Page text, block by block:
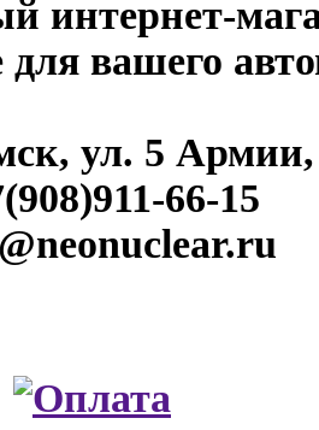
интернет-
для вашего
ул. 5 Армии,
66-15